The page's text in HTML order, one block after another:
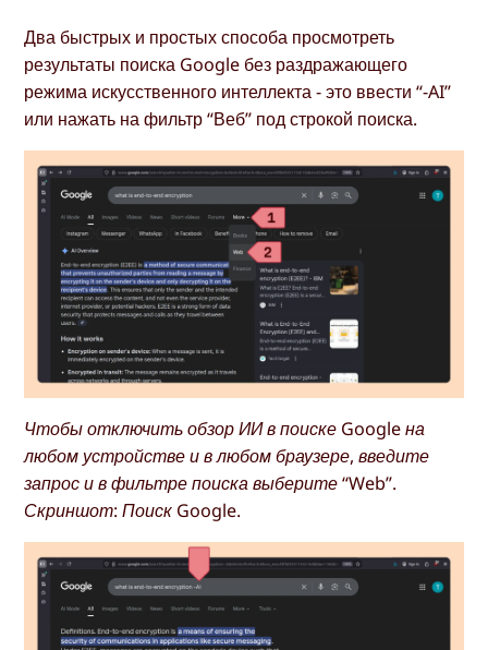
Два быстрых и простых способа просмотреть
результаты поиска Google без раздражающего
режима искусственного интеллекта - это ввести “-AI”
или нажать на фильтр “Веб” под строкой поиска.
Чтобы отключить обзор ИИ в поиске Google на
любом устройстве и в любом браузере, введите
запрос и в фильтре поиска выберите “Web”.
Скриншот: Поиск Google.